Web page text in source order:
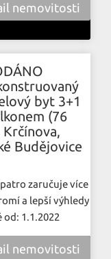
nemovitosti
byt 3+1
(76
Krčínova,
Budějovice
zaručuje více
a lepší výhledy
od: 1.1.2022
nemovitosti